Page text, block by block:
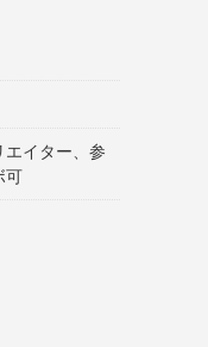
エイター、参
可